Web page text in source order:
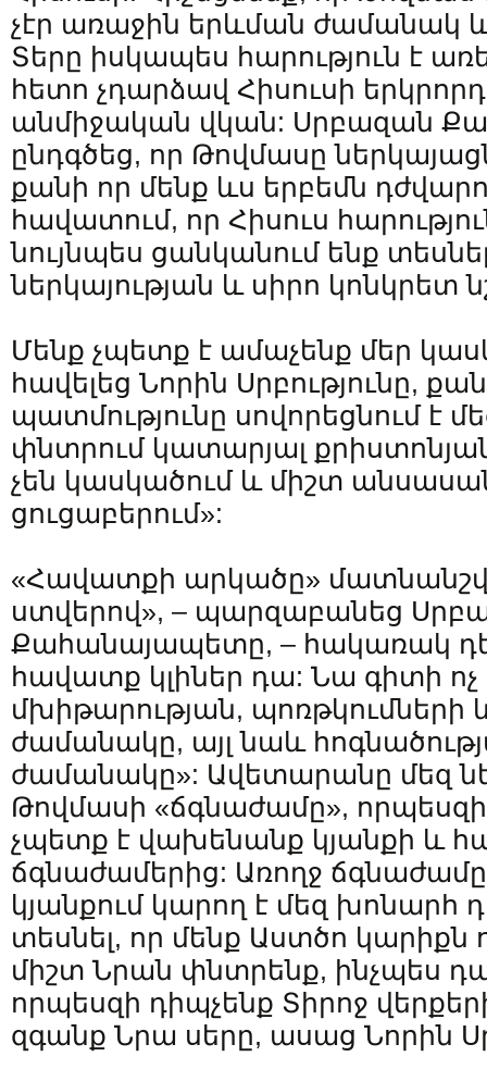
չէր առաջին երևման ժամանակ
Տերը իսկապես հարություն է
հետո չդարձավ Հիսուսի
անմիջական վկան: Սրբազան
ընդգծեց, որ Թովմասը
քանի որ մենք ևս երբեմն
հավատում, որ Հիսուս
նույնպես ցանկանում ենք
ներկայության և սիրո կոնկրետ
Մենք չպետք է ամաչենք մեր
հավելեց Նորին Սրբությունը,
պատմությունը սովորեցնում է
փնտրում կատարյալ
չեն կասկածում և միշտ
ցուցաբերում»:
«Հավատքի արկածը»
ստվերով», – պարզաբանեց
Քահանայապետը, – հակառակ
հավատք կլիներ դա: Նա գիտի ոչ
մխիթարության, պոռթկումների
ժամանակը, այլ նաև
ժամանակը»: Ավետարանը մեզ
Թովմասի «ճգնաժամը»,
չպետք է վախենանք կյանքի և
ճգնաժամերից: Առողջ
կյանքում կարող է մեզ խոնարհ
տեսնել, որ մենք Աստծո կարիքն
միշտ Նրան փնտրենք, ինչպես
որպեսզի դիպչենք Տիրոջ
զգանք Նրա սերը, ասաց Նորին